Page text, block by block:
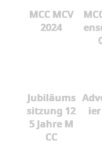
MCC MCV
2024
Jubiläums
sitzung 12
5 Jahre M
CC